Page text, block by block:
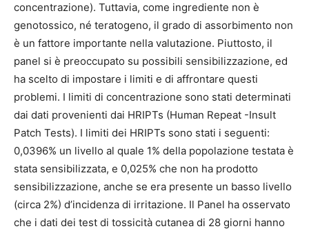
concentrazione). Tuttavia, come ingrediente non è
genotossico, né teratogeno, il grado di assorbimento non
è un fattore importante nella valutazione. Piuttosto, il
panel si è preoccupato su possibili sensibilizzazione, ed
ha scelto di impostare i limiti e di affrontare questi
problemi. I limiti di concentrazione sono stati determinati
dai dati provenienti dai HRIPTs (Human Repeat -Insult
Patch Tests). I limiti dei HRIPTs sono stati i seguenti:
0,0396% un livello al quale 1% della popolazione testata è
stata sensibilizzata, e 0,025% che non ha prodotto
sensibilizzazione, anche se era presente un basso livello
(circa 2%) d’incidenza di irritazione. Il Panel ha osservato
che i dati dei test di tossicità cutanea di 28 giorni hanno